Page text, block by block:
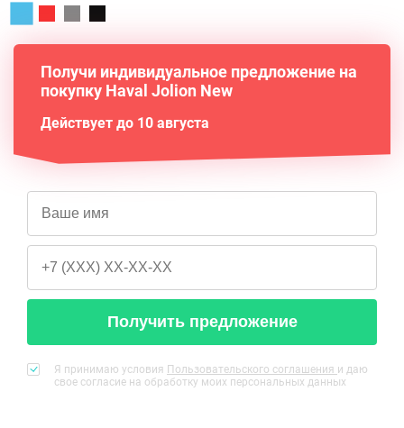
Получи индивидуальное предложение на
покупку Haval Jolion New
Действует до 10 августа
Получить предложение
Я принимаю условия Пользовательского соглашения и даю
свое согласие на обработку моих персональных данных